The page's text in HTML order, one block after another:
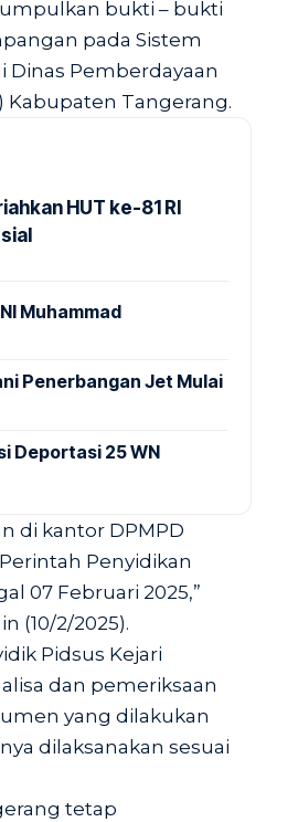
bukti – bukti
pada Sistem
Dinas Pemberdayaan
Kabupaten Tangerang.
HUT ke-81 RI
Muhammad
Penerbangan Jet Mulai
Deportasi 25 WN
di kantor DPMPD
Penyidikan
07 Februari 2025,”
(10/2/2025).
Pidsus Kejari
dan pemeriksaan
yang dilakukan
dilaksanakan sesuai
tetap